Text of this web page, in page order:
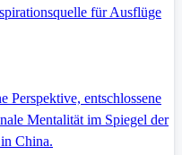
für Ausflüge
Perspektive, entschlossene
Mentalität im Spiegel der
China.